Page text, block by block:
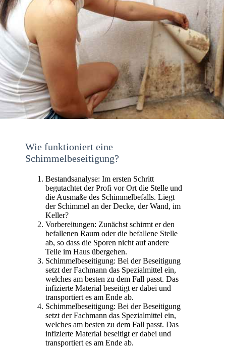
Wie funktioniert eine
Schimmelbeseitigung?
Bestandsanalyse: Im ersten Schritt
begutachtet der Profi vor Ort die Stelle und
die Ausmaße des Schimmelbefalls. Liegt
der Schimmel an der Decke, der Wand, im
Keller?
Vorbereitungen: Zunächst schirmt er den
befallenen Raum oder die befallene Stelle
ab, so dass die Sporen nicht auf andere
Teile im Haus übergehen.
Schimmelbeseitigung: Bei der Beseitigung
setzt der Fachmann das Spezialmittel ein,
welches am besten zu dem Fall passt. Das
infizierte Material beseitigt er dabei und
transportiert es am Ende ab.
Schimmelbeseitigung: Bei der Beseitigung
setzt der Fachmann das Spezialmittel ein,
welches am besten zu dem Fall passt. Das
infizierte Material beseitigt er dabei und
transportiert es am Ende ab.